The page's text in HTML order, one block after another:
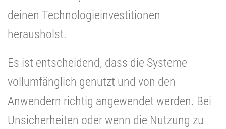
deinen Technologieinvestitionen
herausholst.
Es ist entscheidend, dass die Systeme
vollumfänglich genutzt und von den
Anwendern richtig angewendet werden. Bei
Unsicherheiten oder wenn die Nutzung zu